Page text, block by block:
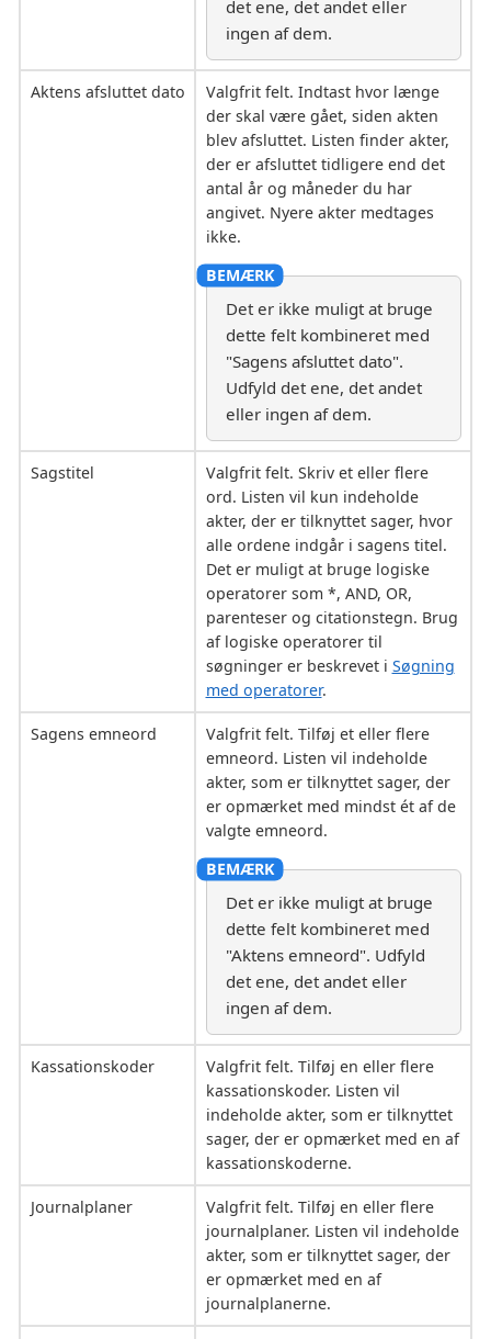
det ene, det andet eller
ingen af dem.
Aktens afsluttet dato
Valgfrit felt. Indtast hvor længe
der skal være gået, siden akten
blev afsluttet. Listen finder akter,
der er afsluttet tidligere end det
antal år og måneder du har
angivet. Nyere akter medtages
ikke.
Det er ikke muligt at bruge
dette felt kombineret med
"Sagens afsluttet dato".
Udfyld det ene, det andet
eller ingen af dem.
Sagstitel
Valgfrit felt. Skriv et eller flere
ord. Listen vil kun indeholde
akter, der er tilknyttet sager, hvor
alle ordene indgår i sagens titel.
Det er muligt at bruge logiske
operatorer som *, AND, OR,
parenteser og citationstegn. Brug
af logiske operatorer til
søgninger er beskrevet i Søgning
med operatorer.
Sagens emneord
Valgfrit felt. Tilføj et eller flere
emneord. Listen vil indeholde
akter, som er tilknyttet sager, der
er opmærket med mindst ét af de
valgte emneord.
Det er ikke muligt at bruge
dette felt kombineret med
"Aktens emneord". Udfyld
det ene, det andet eller
ingen af dem.
Kassationskoder
Valgfrit felt. Tilføj en eller flere
kassationskoder. Listen vil
indeholde akter, som er tilknyttet
sager, der er opmærket med en af
kassationskoderne.
Journalplaner
Valgfrit felt. Tilføj en eller flere
journalplaner. Listen vil indeholde
akter, som er tilknyttet sager, der
er opmærket med en af
journalplanerne.